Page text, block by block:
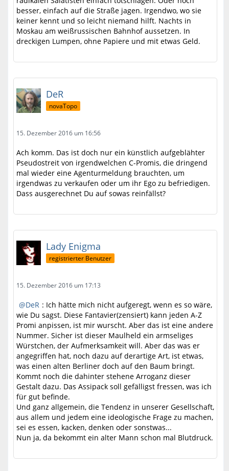
besser, einfach auf die Straße jagen. Irgendwo, wo sie
keiner kennt und so leicht niemand hilft. Nachts in
Moskau am weißrussischen Bahnhof aussetzen. In
dreckigen Lumpen, ohne Papiere und mit etwas Geld.
DeR
novaTopo
15. Dezember 2016 um 16:56
Ach komm. Das ist doch nur ein künstlich aufgeblähter
Pseudostreit von irgendwelchen C-Promis, die dringend
mal wieder eine Agenturmeldung brauchten, um
irgendwas zu verkaufen oder um ihr Ego zu befriedigen.
Dass ausgerechnet Du auf sowas reinfällst?
Lady Enigma
registrierter Benutzer
15. Dezember 2016 um 17:13
DeR : Ich hätte mich nicht aufgeregt, wenn es so wäre,
wie Du sagst. Diese Fantavier(zensiert) kann jeden A-Z
Promi anpissen, ist mir wurscht. Aber das ist eine andere
Nummer. Sicher ist dieser Maulheld ein armseliges
Würstchen, der Aufmerksamkeit will. Aber das was er
angegriffen hat, noch dazu auf derartige Art, ist etwas,
was einen alten Berliner doch auf den Baum bringt.
Kommt noch die dahinter stehene Arroganz dieser
Gestalt dazu. Das Assipack soll gefälligst fressen, was ich
für gut befinde.
Und ganz allgemein, die Tendenz in unserer Gesellschaft,
aus allem und jedem eine ideologische Frage zu machen,
sei es essen, kacken, denken oder sonstwas...
Nun ja, da bekommt ein alter Mann schon mal Blutdruck.